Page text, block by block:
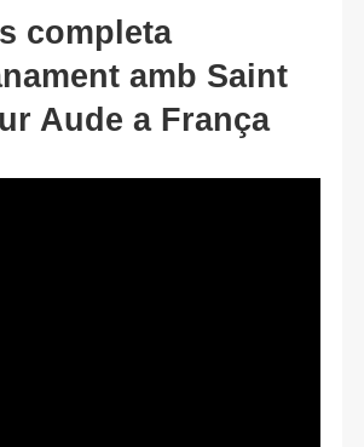
completa
amb Saint
Aude a França